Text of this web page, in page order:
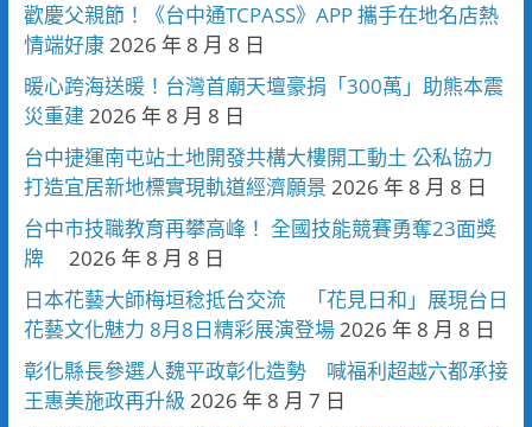
歡慶父親節！《台中通TCPASS》APP 攜手在地名店熱
情端好康2026 年 8 月 8 日
暖心跨海送暖！台灣首廟天壇豪捐「300萬」助熊本震
災重建 2026 年 8 月 8 日
台中捷運南屯站土地開發共構大樓開工動土 公私協力
打造宜居新地標實現軌道經濟願景 2026 年 8 月 8 日
台中市技職教育再攀高峰！ 全國技能競賽勇奪23面獎
牌
2026 年 8 月 8 日
日本花藝大師梅垣稔抵台交流 「花見日和」展現台日
花藝文化魅力 8月8日精彩展演登場2026 年 8 月 8 日
彰化縣長參選人魏平政彰化造勢 喊福利超越六都承接
王惠美施政再升級 2026 年 8 月 7 日